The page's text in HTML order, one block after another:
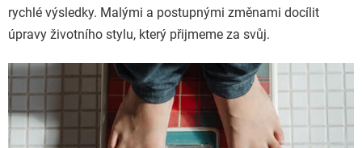
rychlé výsledky. Malými a postupnými změnami docílit
úpravy životního stylu, který přijmeme za svůj.